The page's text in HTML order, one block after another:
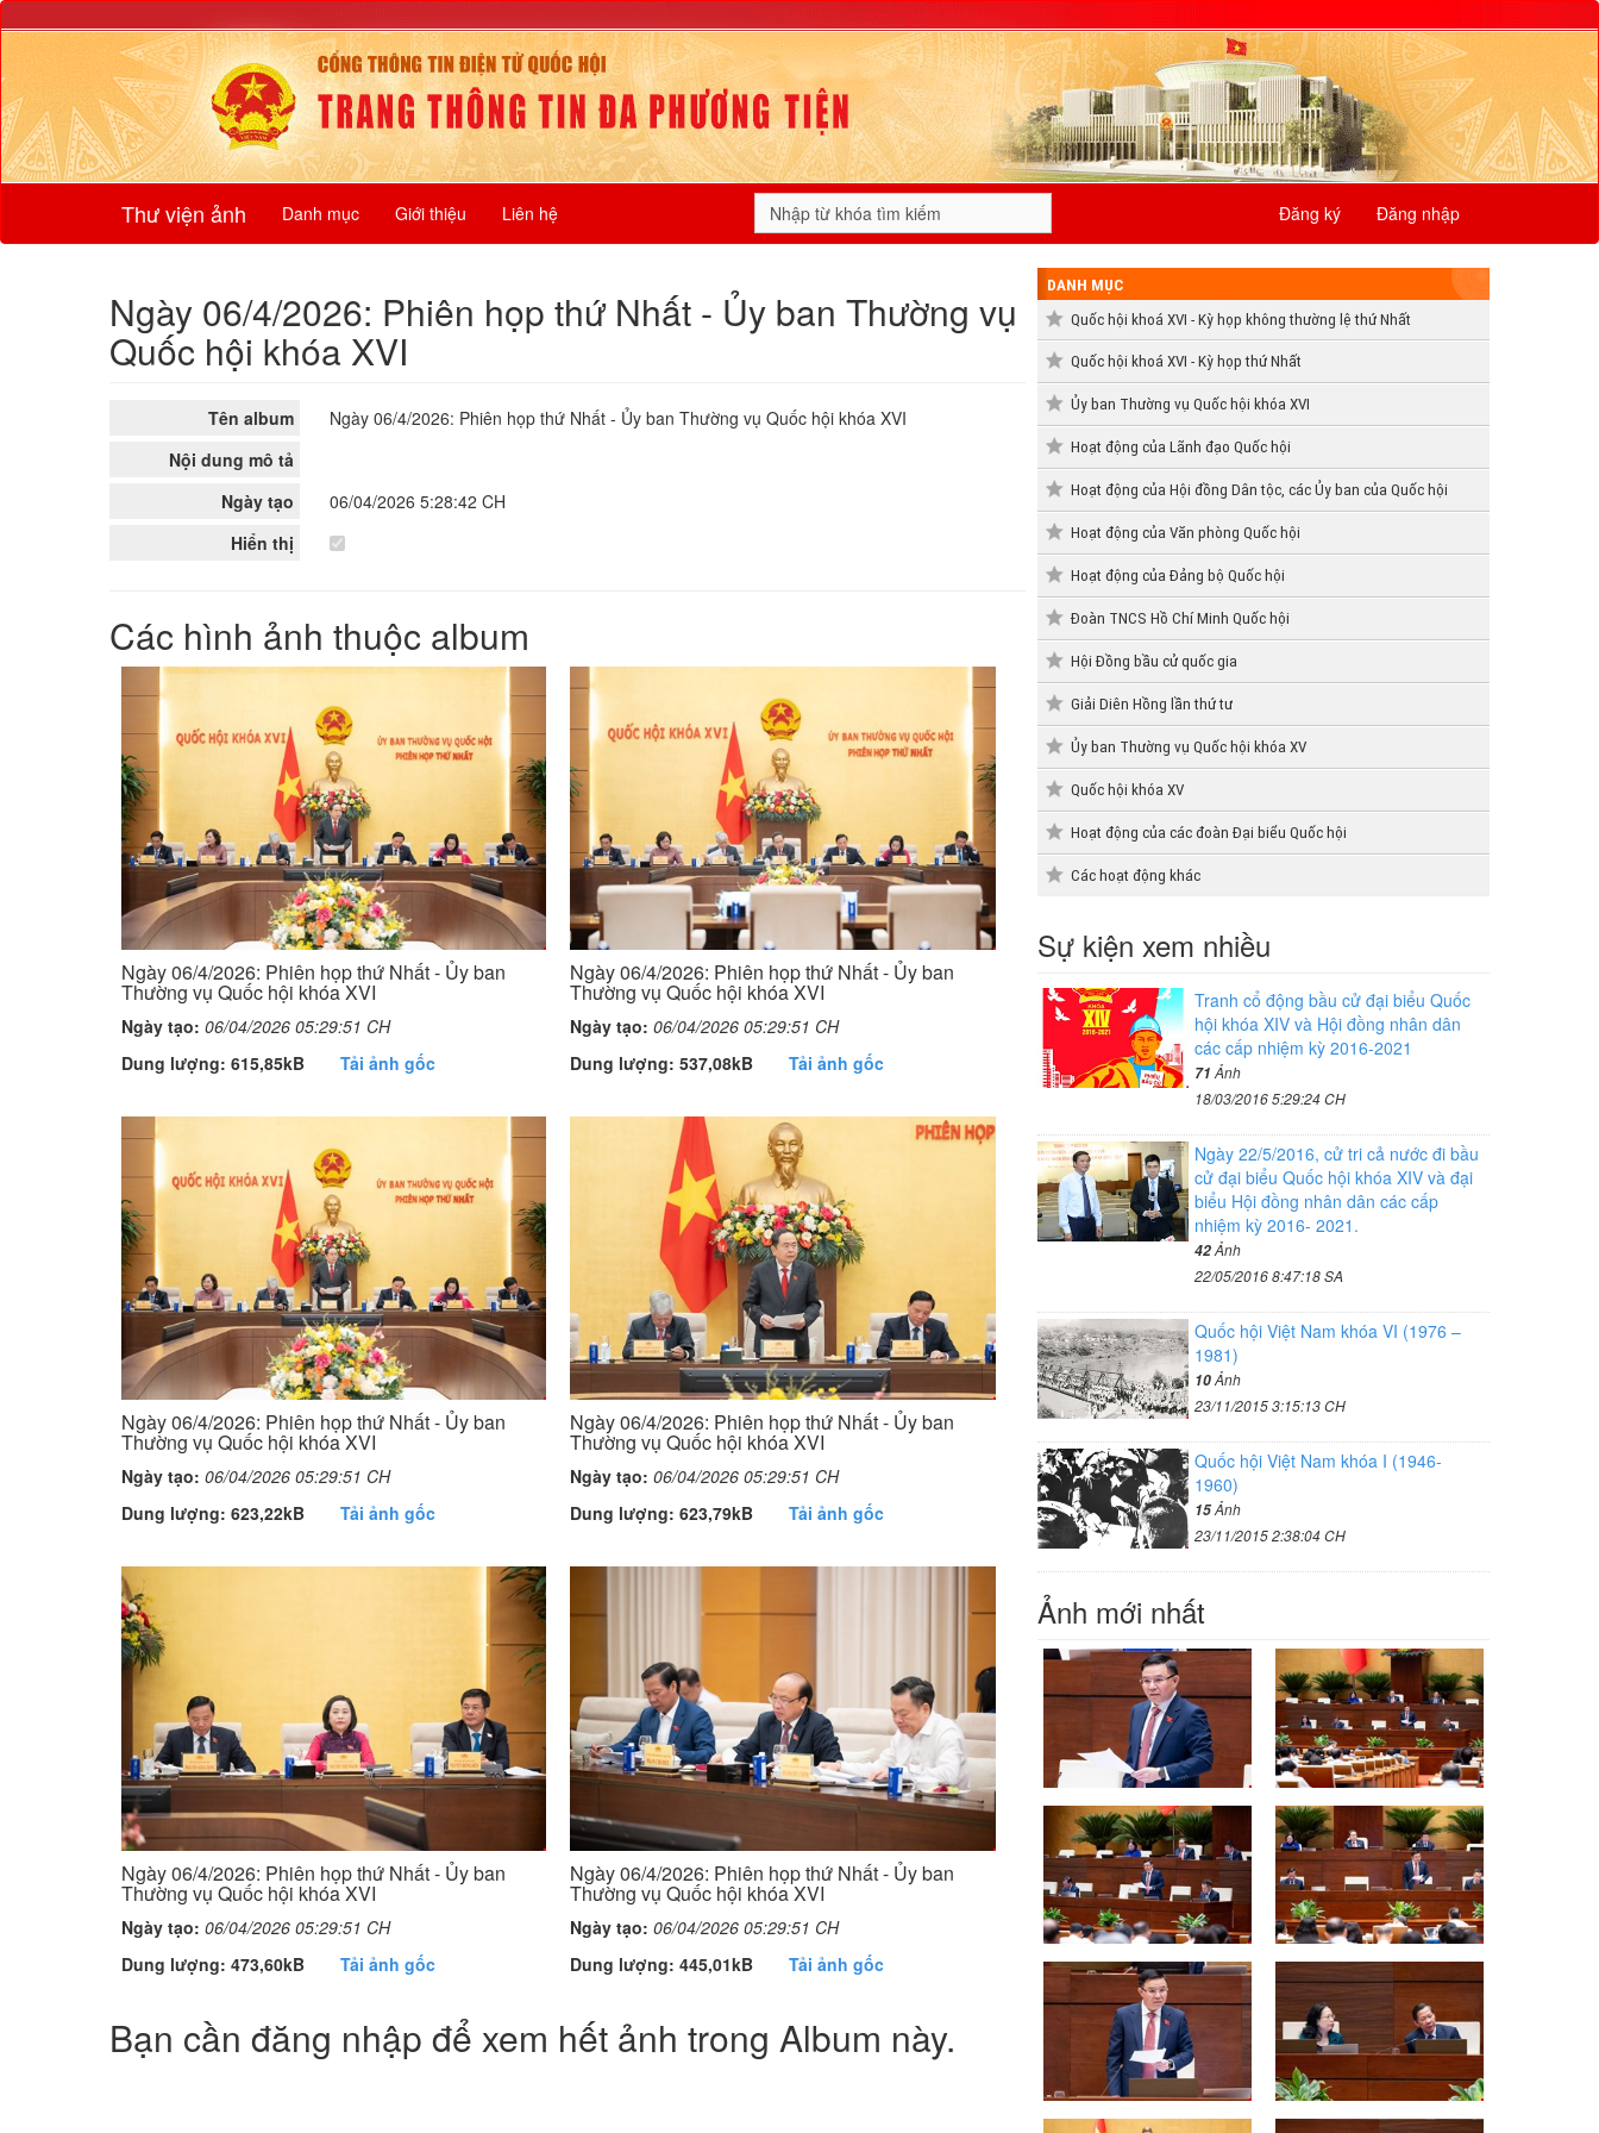
Thư viện ảnh Danh mục Giới thiệu Liên hệ Đăng ký Đăng nhập
Ngày 06/4/2026: Phiên họp thứ Nhất - Ủy ban Thường vụ
Quốc hội khóa XVI
Tên album
Ngày 06/4/2026: Phiên họp thứ Nhất - Ủy ban Thường vụ Quốc hội khóa XVI
Nội dung mô tả
Ngày tạo
06/04/2026 5:28:42 CH
Hiển thị
Các hình ảnh thuộc album
Ngày 06/4/2026: Phiên họp thứ Nhất - Ủy ban
Thường vụ Quốc hội khóa XVI
Ngày tạo: 06/04/2026 05:29:51 CH
Dung lượng: 615,85kB
Tải ảnh gốc
Ngày 06/4/2026: Phiên họp thứ Nhất - Ủy ban
Thường vụ Quốc hội khóa XVI
Ngày tạo: 06/04/2026 05:29:51 CH
Dung lượng: 537,08kB
Tải ảnh gốc
Ngày 06/4/2026: Phiên họp thứ Nhất - Ủy ban
Thường vụ Quốc hội khóa XVI
Ngày tạo: 06/04/2026 05:29:51 CH
Dung lượng: 623,22kB
Tải ảnh gốc
Ngày 06/4/2026: Phiên họp thứ Nhất - Ủy ban
Thường vụ Quốc hội khóa XVI
Ngày tạo: 06/04/2026 05:29:51 CH
Dung lượng: 623,79kB
Tải ảnh gốc
Ngày 06/4/2026: Phiên họp thứ Nhất - Ủy ban
Thường vụ Quốc hội khóa XVI
Ngày tạo: 06/04/2026 05:29:51 CH
Dung lượng: 473,60kB
Tải ảnh gốc
Ngày 06/4/2026: Phiên họp thứ Nhất - Ủy ban
Thường vụ Quốc hội khóa XVI
Ngày tạo: 06/04/2026 05:29:51 CH
Dung lượng: 445,01kB
Tải ảnh gốc
Bạn cần đăng nhập để xem hết ảnh trong Album này.
DANH MỤC
Quốc hội khoá XVI - Kỳ họp không thường lệ thứ Nhất
Quốc hội khoá XVI - Kỳ họp thứ Nhất
Ủy ban Thường vụ Quốc hội khóa XVI
Hoạt động của Lãnh đạo Quốc hội
Hoạt động của Hội đồng Dân tộc, các Ủy ban của Quốc hội
Hoạt động của Văn phòng Quốc hội
Hoạt động của Đảng bộ Quốc hội
Đoàn TNCS Hồ Chí Minh Quốc hội
Hội Đồng bầu cử quốc gia
Giải Diên Hồng lần thứ tư
Ủy ban Thường vụ Quốc hội khóa XV
Quốc hội khóa XV
Hoạt động của các đoàn Đại biểu Quốc hội
Các hoạt động khác
Sự kiện xem nhiều
Tranh cổ động bầu cử đại biểu Quốc
hội khóa XIV và Hội đồng nhân dân
các cấp nhiệm kỳ 2016-2021
71 Ảnh
18/03/2016 5:29:24 CH
Ngày 22/5/2016, cử tri cả nước đi bầu
cử đại biểu Quốc hội khóa XIV và đại
biểu Hội đồng nhân dân các cấp
nhiệm kỳ 2016- 2021.
42Ảnh
22/05/2016 8:47:18 SA
Quốc hội Việt Nam khóa VI (1976 –
1981)
10Ảnh
23/11/2015 3:15:13 CH
Quốc hội Việt Nam khóa I (1946-
1960)
15Ảnh
23/11/2015 2:38:04 CH
Ảnh mới nhất